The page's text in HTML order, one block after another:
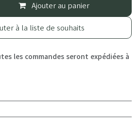
Ajouter au panier
à la liste de souhaits
les commandes seront expédiées à